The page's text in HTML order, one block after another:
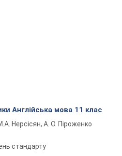
Англійська мова 11 клас
Нерсісян, А. О. Піроженко
стандарту